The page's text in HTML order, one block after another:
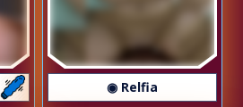
◉ Relfia